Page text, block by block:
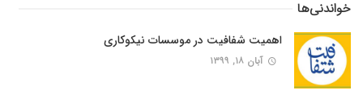
خواندنی‌ها
اهمیت شفافیت در موسسات نیکوکاری
آبان ۱۸, ۱۳۹۹